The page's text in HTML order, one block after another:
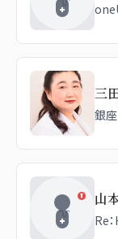
三
銀
山
Re